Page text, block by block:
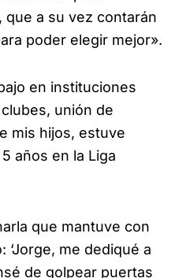
a su vez contarán
poder elegir mejor».
en instituciones
unión de
mis hijos, estuve
años en la Liga
que mantuve con
‘Jorge, me dediqué a
de golpear puertas